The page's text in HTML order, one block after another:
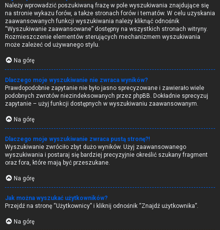
Należy wprowadzić poszukiwaną frazę w pole wyszukiwania znajdujące się
na stronie wykazu forów, a także stronach forów i tematów. W celu uzyskania
zaawansowanych funkcji wyszukiwania należy kliknąć odnośnik
“Wyszukiwanie zaawansowane” dostępny na wszystkich stronach witryny.
Rozmieszczenie elementów sterujących mechanizmem wyszukiwania
może zależeć od używanego stylu.
Na górę
Dlaczego moje wyszukiwanie nie zwraca wyników?
Prawdopodobnie zapytanie nie było jasno sprecyzowane i zawierało wiele
podobnych zwrotów niezindeksowanych przez phpBB. Dokładnie sprecyzuj
zapytanie – użyj funkcji dostępnych w wyszukiwaniu zaawansowanym.
Na górę
Dlaczego moje wyszukiwanie zwraca pustą stronę?!
Wyszukiwanie zwróciło zbyt dużo wyników. Użyj zaawansowanego
wyszukiwania i postaraj się bardziej precyzyjnie określić szukany fragment
oraz fora, które mają być przeszukane.
Na górę
Jak można wyszukać użytkowników?
Przejdź na stronę “Użytkownicy” i kliknij odnośnik “Znajdź użytkownika”.
Na górę